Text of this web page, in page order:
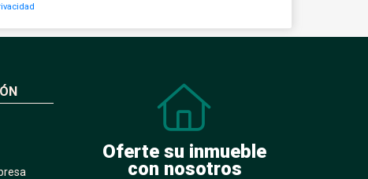
Oferte su inmueble
con nosotros